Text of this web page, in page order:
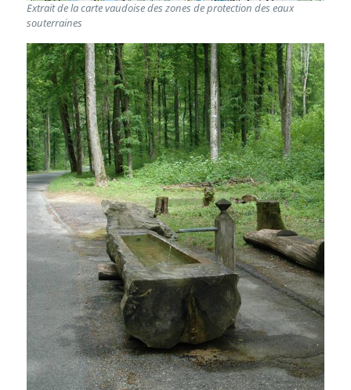
Extrait de la carte vaudoise des zones de protection des eaux
souterraines